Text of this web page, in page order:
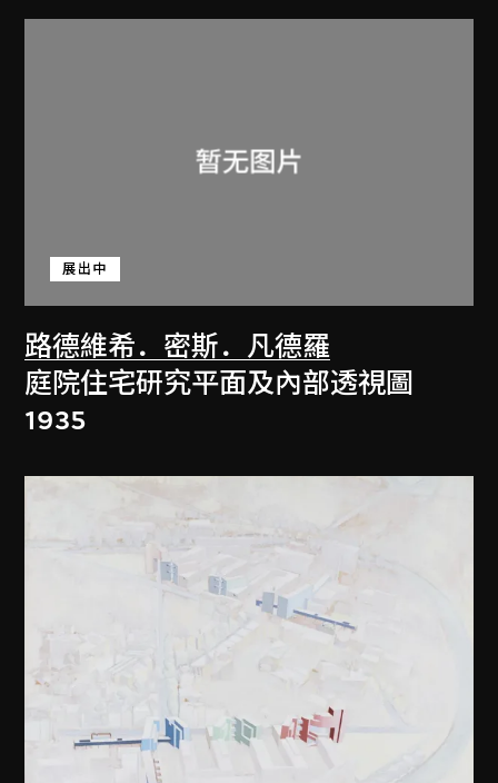
路德維希．密斯．凡德羅
展出中
庭院住宅研究平面及內部透視圖
1935